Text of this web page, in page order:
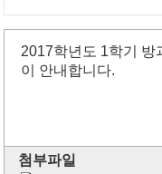
2017학년도 1학기 방
이 안내합니다.
첨부파일